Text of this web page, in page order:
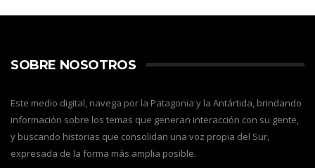
SOBRE NOSOTROS
Este medio digital, navega por la Patagonia y la Antártida, brindando
información sobre los temas que generan interacción con su gente,
y buscando historias que consolidan una voz propia del Sur,
expresada de la forma más amplia posible.